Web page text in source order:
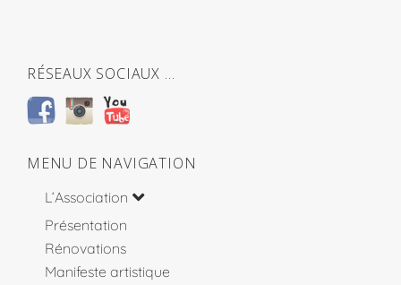
RÉSEAUX SOCIAUX …
MENU DE NAVIGATION
L’Association
Présentation
Rénovations
Manifeste artistique